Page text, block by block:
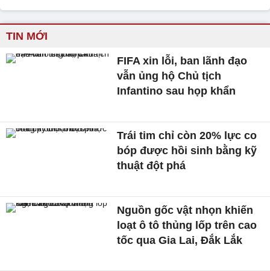
TIN MỚI
FIFA xin lỗi, ban lãnh đạo
vẫn ủng hộ Chủ tịch
Infantino sau họp khẩn
Trái tim chỉ còn 20% lực co
bóp được hồi sinh bằng kỹ
thuật đột phá
Nguồn gốc vật nhọn khiến
loạt ô tô thủng lốp trên cao
tốc qua Gia Lai, Đắk Lắk